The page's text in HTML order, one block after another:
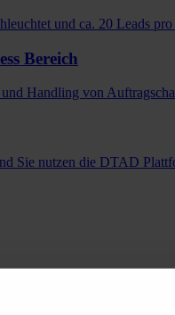
und ca. 20 Leads
Bereich
Handling von
Sie nutzen die DTAD